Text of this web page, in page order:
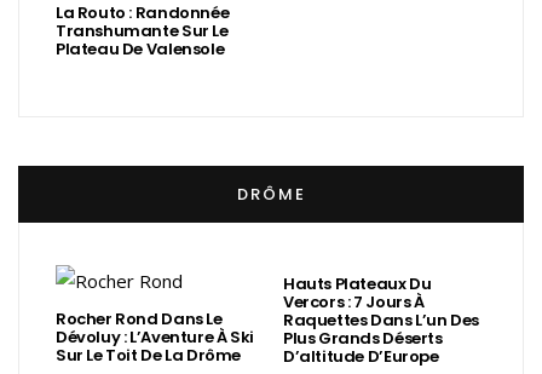
La Routo : Randonnée
Transhumante Sur Le
Plateau De Valensole
DRÔME
Rocher Rond Dans Le
Dévoluy : L’Aventure À Ski
Sur Le Toit De La Drôme
Hauts Plateaux Du
Vercors : 7 Jours À
Raquettes Dans L’un Des
Plus Grands Déserts
D’altitude D’Europe